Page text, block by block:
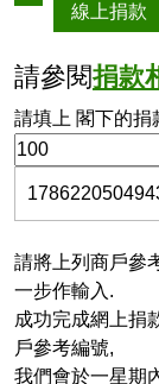
線上捐款
請參閱捐款
請填上 閣下的捐
請將上列商戶參
一步作輸入.
成功完成網上捐
戶參考編號,
我們會於一星期